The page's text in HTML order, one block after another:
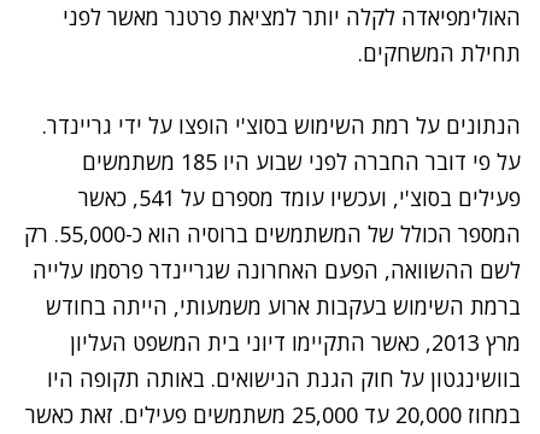
האולימפיאדה לקלה יותר למציאת פרטנר מאשר לפני
תחילת המשחקים.
הנתונים על רמת השימוש בסוצ'י הופצו על ידי גריינדר.
על פי דובר החברה לפני שבוע היו 185 משתמשים
פעילים בסוצ'י, ועכשיו עומד מספרם על 541, כאשר
המספר הכולל של המשתמשים ברוסיה הוא כ-55,000. רק
לשם ההשוואה, הפעם האחרונה שגריינדר פרסמו עלייה
ברמת השימוש בעקבות ארוע משמעותי, הייתה בחודש
מרץ 2013, כאשר התקיימו דיוני בית המשפט העליון
בוושינגטון על חוק הגנת הנישואים. באותה תקופה היו
במחוז 20,000 עד 25,000 משתמשים פעילים. זאת כאשר